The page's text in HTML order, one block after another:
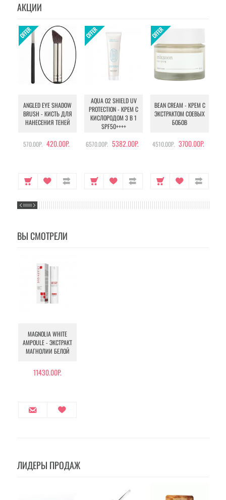
АКЦИИ
ANGLED EYE SHADOW
BRUSH - КИСТЬ ДЛЯ
НАНЕСЕНИЯ ТЕНЕЙ
570.00Р. 420.00Р.
AQUA O2 SHIELD UV
PROTECTION - КРЕМ С
КИСЛОРОДОМ 3 В 1
SPF50++++
6570.00Р. 5382.00Р.
BEAN CREAM - КРЕМ С
ЭКСТРАКТОМ СОЕВЫХ
БОБОВ
4510.00Р. 3700.00Р.
ВЫ СМОТРЕЛИ
MAGNOLIA WHITE
AMPOULE - ЭКСТРАКТ
МАГНОЛИИ БЕЛОЙ
11430.00Р.
ЛИДЕРЫ ПРОДАЖ